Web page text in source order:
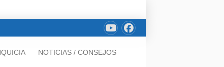
NOTICIAS / CONSEJOS